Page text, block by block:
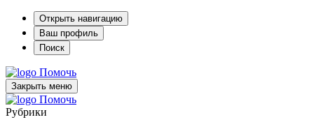
Открыть навигацию
Ваш профиль
Поиск
Помочь
Закрыть меню
Помочь
Рубрики